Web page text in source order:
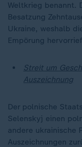
Weltkrieg benannt.
Besatzung
Ukraine, weshalb
Empörung
Streit um
Auszeichnung
Der polnische
Selenskyj einen
andere ukrainische
Auszeichnungen